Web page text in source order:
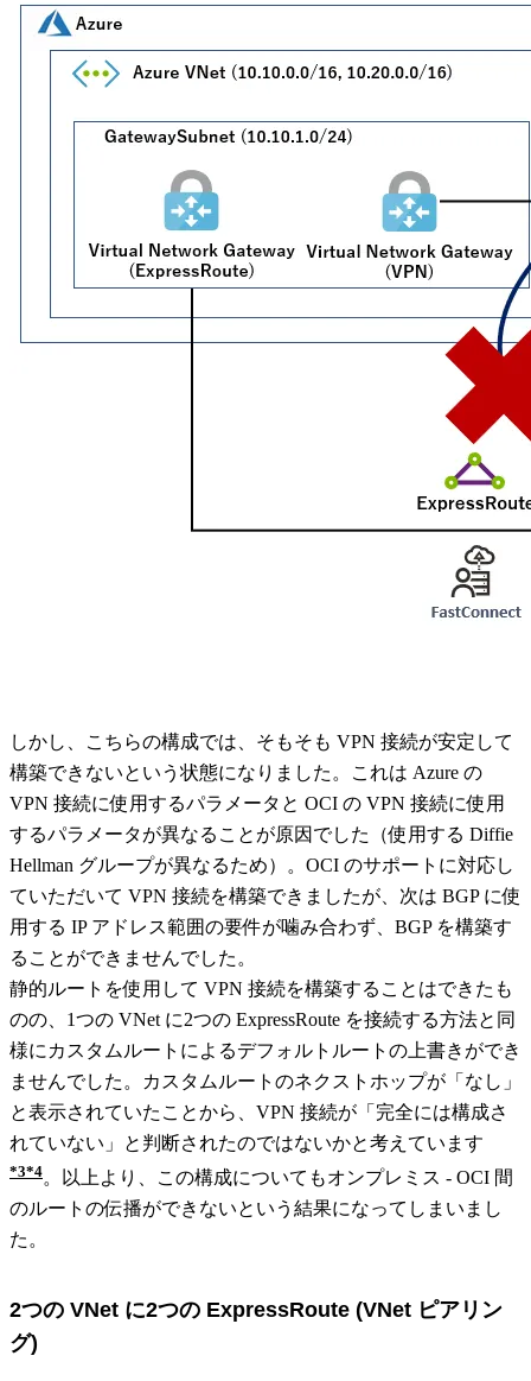
しかし、こちらの構成では、そもそも VPN 接続が安定して
構築できないという状態になりました。これは Azure の
VPN 接続に使用するパラメータと OCI の VPN 接続に使用
するパラメータが異なることが原因でした（使用する Diffie
Hellman グループが異なるため）。OCI のサポートに対応し
ていただいて VPN 接続を構築できましたが、次は BGP に使
用する IP アドレス範囲の要件が噛み合わず、BGP を構築す
ることができませんでした。
静的ルートを使用して VPN 接続を構築することはできたも
のの、1つの VNet に2つの ExpressRoute を接続する方法と同
様にカスタムルートによるデフォルトルートの上書きができ
ませんでした。カスタムルートのネクストホップが「なし」
と表示されていたことから、VPN 接続が「完全には構成さ
れていない」と判断されたのではないかと考えています
3 4。以上より、この構成についてもオンプレミス - OCI 間
のルートの伝播ができないという結果になってしまいまし
た。
2つの VNet に2つの ExpressRoute (VNet ピアリン
グ)